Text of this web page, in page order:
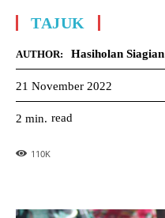
TAJUK
AUTHOR: Hasiholan Siagian
21 November 2022
2 min. read
110K